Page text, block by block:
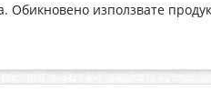
използвате